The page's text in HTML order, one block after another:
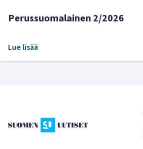
Perussuomalainen 2/2026
Lue lisää